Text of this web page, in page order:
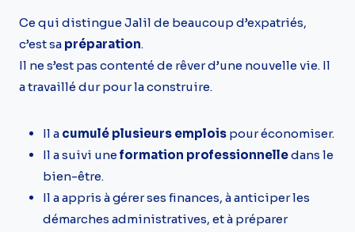
Ce qui distingue Jalil de beaucoup d’expatriés,
c’est sa préparation.
Il ne s’est pas contenté de rêver d’une nouvelle vie. Il
a travaillé dur pour la construire.
Il a cumulé plusieurs emplois pour économiser.
Il a suivi uneformation professionnelledans le
bien-être.
Il a appris à gérer ses finances, à anticiper les
démarches administratives, et à préparer